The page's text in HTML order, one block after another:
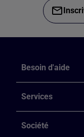
Besoin d'aide
Services
Société